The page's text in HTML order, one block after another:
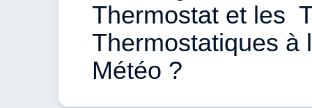
Thermostat et les
Thermostatiques à
Météo ?